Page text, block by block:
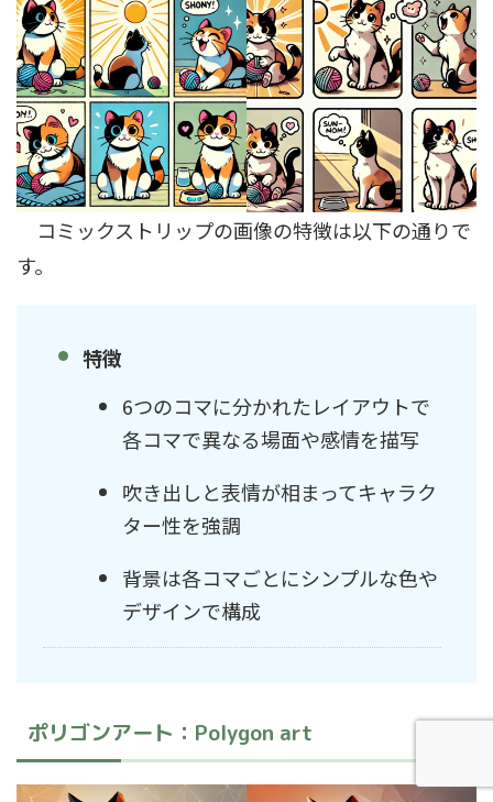
コミックストリップの画像の特徴は以下の通りで
す。
特徴
6つのコマに分かれたレイアウトで
各コマで異なる場面や感情を描写
吹き出しと表情が相まってキャラク
ター性を強調
背景は各コマごとにシンプルな色や
デザインで構成
ポリゴンアート：Polygon art